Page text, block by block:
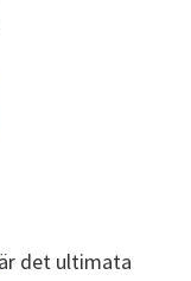
är det ultimata